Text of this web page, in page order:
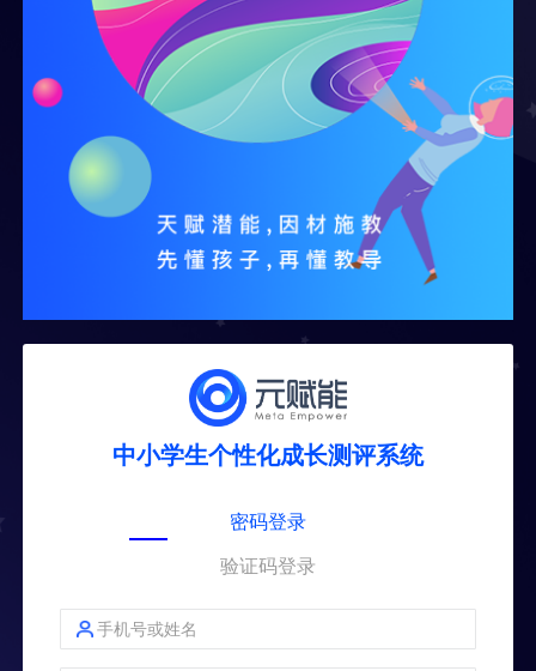
中小学生个性化成长测评系统
密码登录
验证码登录